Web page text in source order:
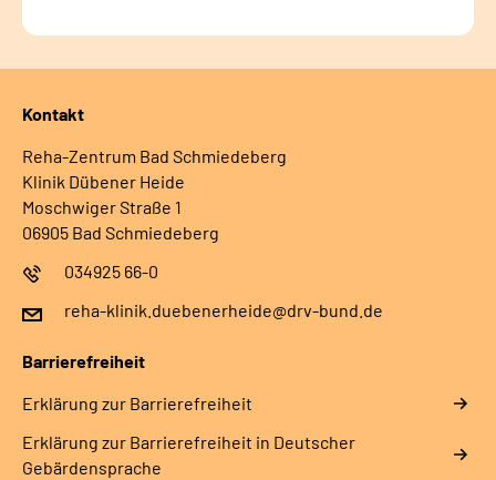
Kontakt
Reha-Zentrum Bad Schmiedeberg
Klinik Dübener Heide
Moschwiger Straße 1
06905 Bad Schmiedeberg
034925 66-0
reha-klinik.duebenerheide@drv-bund.de
Barrierefreiheit
Erklärung zur Barrierefreiheit
Erklärung zur Barrierefreiheit in Deutscher
Gebärdensprache